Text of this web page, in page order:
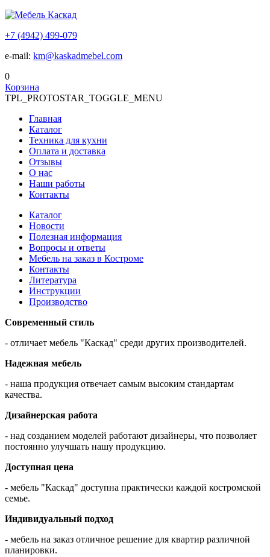
+7 (4942) 499-079
e-mail: km@kaskadmebel.com
0
Корзина
TPL_PROTOSTAR_TOGGLE_MENU
Главная
Каталог
Техника для кухни
Оплата и доставка
Отзывы
О нас
Наши работы
Контакты
Каталог
Новости
Полезная информация
Вопросы и ответы
Мебель на заказ в Костроме
Контакты
Литература
Инструкции
Производство
Современный стиль
- отличает мебель "Каскад" среди других производителей.
Надежная мебель
- наша продукция отвечает самым высоким стандартам
качества.
Дизайнерская работа
- над созданием моделей работают дизайнеры, что позволяет
постоянно улучшать нашу продукцию.
Доступная цена
- мебель "Каскад" доступна практически каждой костромской
семье.
Индивидуальный подход
- мебель на заказ отличное решение для квартир различной
планировки.